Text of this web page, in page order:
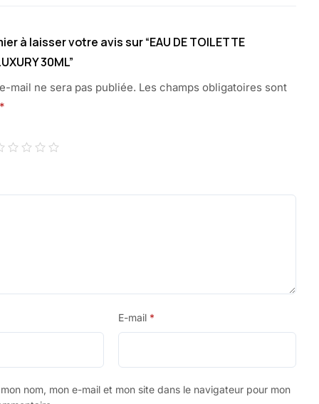
à laisser votre avis sur “EAU DE TOILETTE
30ML”
mail ne sera pas publiée. Les champs obligatoires sont
*
E-mail *
nom, mon e-mail et mon site dans le navigateur pour mon